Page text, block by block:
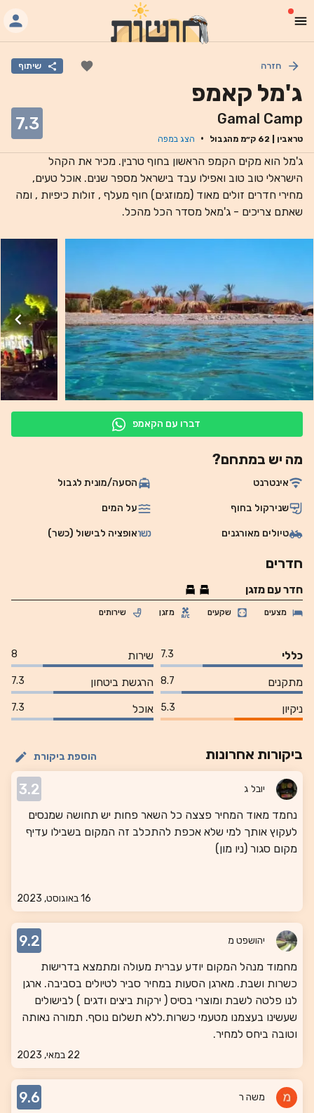
חזרה שיתוף
ג'מל קאמפ
Gamal Camp
טראבין 62 ק״מ מהגבול · הצג במפה
7.3
ג'מל הוא מקים הקמפ הראשון בחוף טרבין. מכיר את הקהל
הישראלי טוב טוב ואפילו עבד בישראל מספר שנים. אוכל טעים,
מחירי חדרים זולים מאוד (ממוזגים) חוף מעלף , זולות כיפיות , ומה
שאתם צריכים - ג'מאל מסדר הכל מהכל.
דברו עם הקאמפ
מה יש במתחם?
אינטרנט הסעה/מונית לגבול
שנירקול בחוף על המים
טיולים מאורגנים אופציה לבישול (כשר)
חדרים
חדר עם מזגן
מצעים שקעים מזגן שירותים
כללי 7.3 שירות 8
מתקנים 8.7 הרגשת ביטחון 7.3
ניקיון 5.3 אוכל 7.3
ביקורות אחרונות הוספת ביקורת
יובל ג 3.2
נחמד מאוד המחיר פצצה כל השאר פחות יש תחושה שמנסים
לעקוץ אותך למי שלא אכפת להתכלב זה המקום בשבילו עדיף
מקום סגור (ניו מון)
16 באוגוסט, 2023
יהושפט מ 9.2
מחמוד מנהל המקום יודע עברית מעולה ומתמצא בדרישות
כשרות ושבת. מארגן הסעות במחיר סביר לטיולים בסביבה. ארגן
לנו פלטה לשבת ומוצרי בסיס ( ירקות ביצים ודגים ) לבישולים
שעשינו בעצמנו מטעמי כשרות.ללא תשלום נוסף. תמורה נאותה
וטובה ביחס למחיר.
22 במאי, 2023
משה ר 9.6